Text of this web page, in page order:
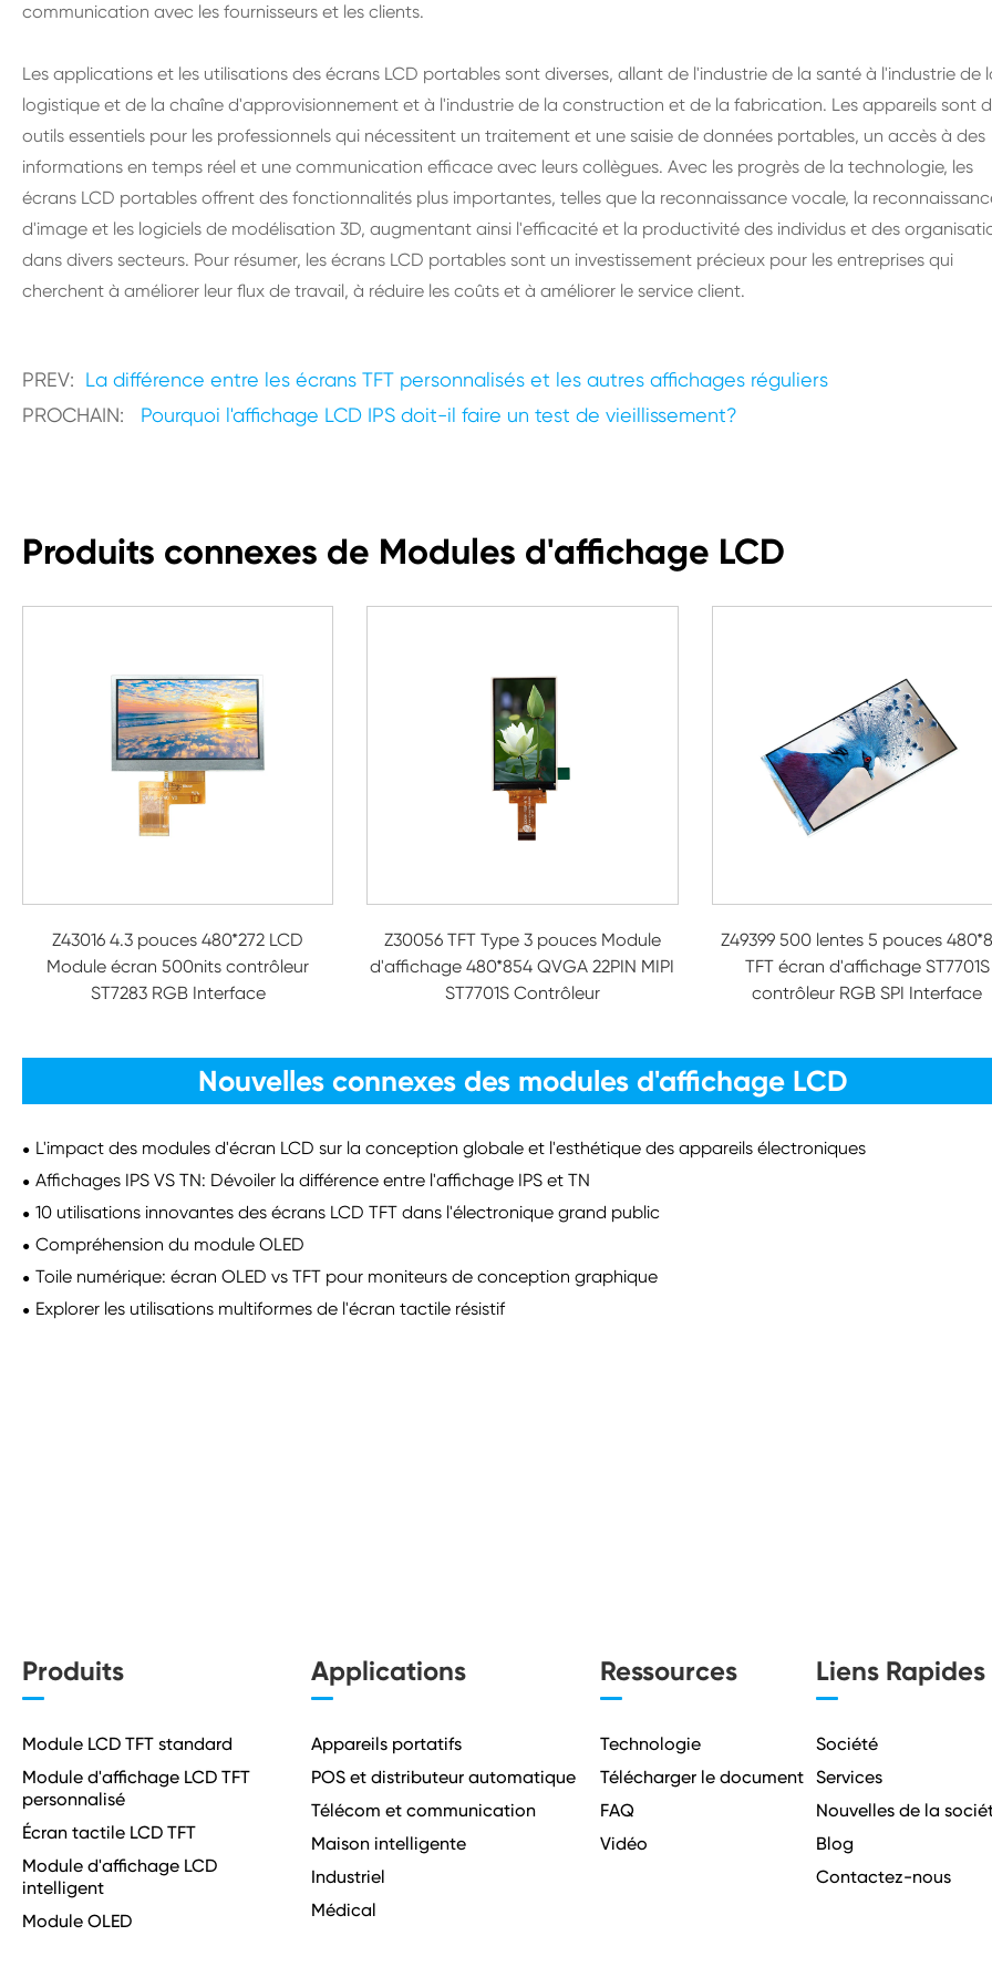
communication avec les fournisseurs et les clients.
Les applications et les utilisations des écrans LCD portables sont diverses, allant de l'industrie de la santé à l'industrie de
logistique et de la chaîne d'approvisionnement et à l'industrie de la construction et de la fabrication. Les appareils sont
outils essentiels pour les professionnels qui nécessitent un traitement et une saisie de données portables, un accès à des
informations en temps réel et une communication efficace avec leurs collègues. Avec les progrès de la technologie, les
écrans LCD portables offrent des fonctionnalités plus importantes, telles que la reconnaissance vocale, la
d'image et les logiciels de modélisation 3D, augmentant ainsi l'efficacité et la productivité des individus et des
dans divers secteurs. Pour résumer, les écrans LCD portables sont un investissement précieux pour les entreprises qui
cherchent à améliorer leur flux de travail, à réduire les coûts et à améliorer le service client.
PREV: La différence entre les écrans TFT personnalisés et les autres affichages réguliers
PROCHAIN: Pourquoi l'affichage LCD IPS doit-il faire un test de vieillissement?
Produits connexes de Modules d'affichage LCD
Z43016 4.3 pouces 480*272 LCD
Module écran 500nits contrôleur
ST7283 RGB Interface
Z30056 TFT Type 3 pouces Module
d'affichage 480*854 QVGA 22PIN MIPI
ST7701S Contrôleur
Z49399 500 lentes 5 pouces
TFT écran d'affichage ST7701S
contrôleur RGB SPI Interface
Nouvelles connexes des modules d'affichage LCD
L'impact des modules d'écran LCD sur la conception globale et l'esthétique des appareils électroniques
Affichages IPS VS TN: Dévoiler la différence entre l'affichage IPS et TN
10 utilisations innovantes des écrans LCD TFT dans l'électronique grand public
Compréhension du module OLED
Toile numérique: écran OLED vs TFT pour moniteurs de conception graphique
Explorer les utilisations multiformes de l'écran tactile résistif
Produits
Module LCD TFT standard
Module d'affichage LCD TFT
personnalisé
Écran tactile LCD TFT
Module d'affichage LCD
intelligent
Module OLED
Applications
Appareils portatifs
POS et distributeur automatique
Télécom et communication
Maison intelligente
Industriel
Médical
Ressources
Technologie
Télécharger le document
FAQ
Vidéo
Liens Rapides
Société
Services
Nouvelles de la
Blog
Contactez-nous